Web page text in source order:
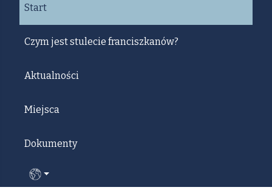
Start
Czym jest stulecie franciszkanów?
Aktualności
Miejsca
Dokumenty
Wybierz swój język